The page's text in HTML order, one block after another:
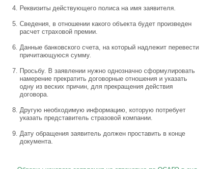
Реквизиты действующего полиса на имя заявителя.
Сведения, в отношении какого объекта будет произведен
расчет страховой премии.
Данные банковского счета, на который надлежит перевести
причитающуюся сумму.
Просьбу. В заявлении нужно однозначно сформулировать
намерение прекратить договорные отношения и указать
одну из веских причин, для прекращения действия
договора.
Другую необходимую информацию, которую потребует
указать представитель стразовой компании.
Дату обращения заявитель должен проставить в конце
документа.